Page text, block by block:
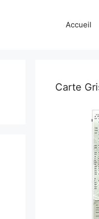
Accueil
Carte